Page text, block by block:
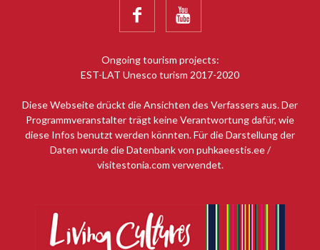
 
Ongoing tourism projects:
EST-LAT Unesco turism 2017-2020
Diese Webseite drückt die Ansichten des Verfassers aus. Der
Programmveranstalter trägt keine Verantwortung dafür, wie
diese Infos benutzt werden könnten. Für die Darstellung der
Daten wurde die Datenbank von puhkaeestis.ee /
visitestonia.com verwendet.